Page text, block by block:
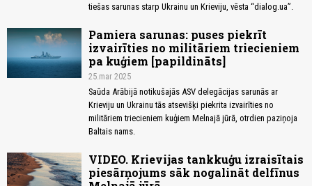
tiešas sarunas starp Ukrainu un Krieviju, vēsta “dialog.ua”.
Pamiera sarunas: puses piekrīt
izvairīties no militāriem triecieniem
pa kuģiem [papildināts]
25.mar 2025
Saūda Arābijā notikušajās ASV delegācijas sarunās ar
Krieviju un Ukrainu tās atsevišķi piekrita izvairīties no
militāriem triecieniem kuģiem Melnajā jūrā, otrdien paziņoja
Baltais nams.
VIDEO. Krievijas tankkuģu izraisītais
piesārņojums sāk nogalināt delfīnus